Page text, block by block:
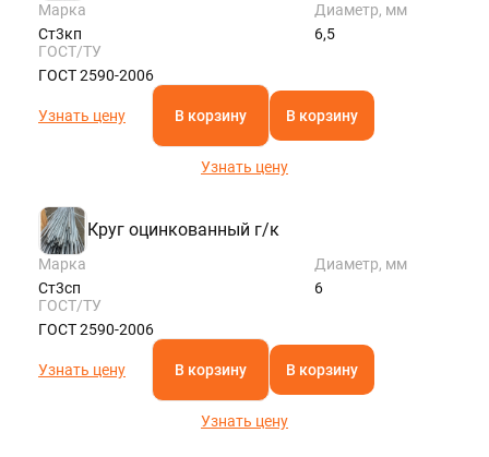
Марка
Ст3кп
Диаметр, мм
6,5
ГОСТ/ТУ
ГОСТ 2590-2006
Узнать цену В корзину В корзину
Узнать цену
Круг оцинкованный г/к
Марка
Ст3сп
Диаметр, мм
6
ГОСТ/ТУ
ГОСТ 2590-2006
Узнать цену В корзину В корзину
Узнать цену